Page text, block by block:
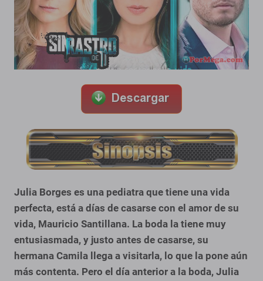
Julia Borges es una pediatra que tiene una vida
perfecta, está a días de casarse con el amor de su
vida, Mauricio Santillana. La boda la tiene muy
entusiasmada, y justo antes de casarse, su
hermana Camila llega a visitarla, lo que la pone aún
más contenta. Pero el día anterior a la boda, Julia